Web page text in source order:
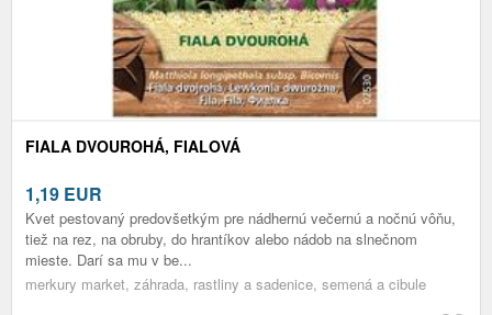
FIALA DVOUROHÁ, FIALOVÁ
1,19 EUR
Kvet pestovaný predovšetkým pre nádhernú večernú a nočnú vôňu,
tiež na rez, na obruby, do hrantíkov alebo nádob na slnečnom
mieste. Darí sa mu v be...
merkury market, záhrada, rastliny a sadenice, semená a cibule